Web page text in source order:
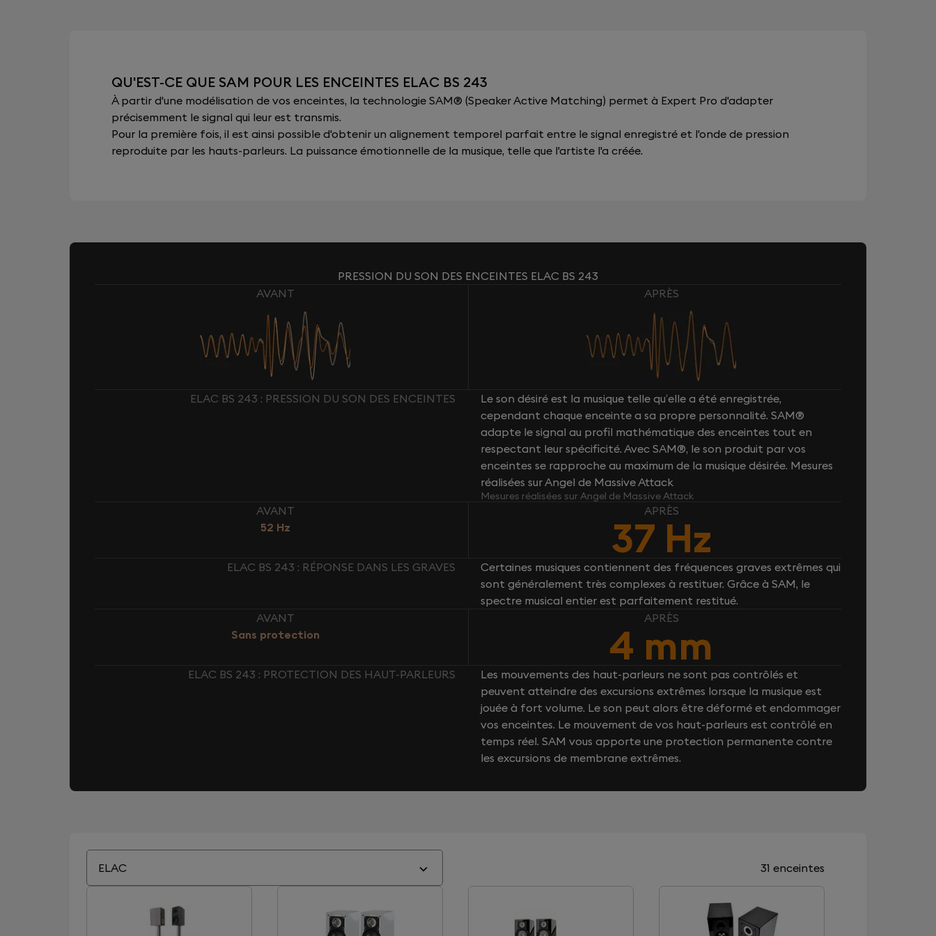
QU'EST-CE QUE SAM POUR LES ENCEINTES ELAC BS 243
À partir d'une modélisation de vos enceintes, la technologie SAM® (Speaker Active Matching) permet à Expert Pro d'adapter
précisemment le signal qui leur est transmis.
Pour la première fois, il est ainsi possible d'obtenir un alignement temporel parfait entre le signal enregistré et l'onde de pression
reproduite par les hauts-parleurs. La puissance émotionnelle de la musique, telle que l'artiste l'a créée.
PRESSION DU SON DES ENCEINTES ELAC BS 243
AVANT
APRÈS
ELAC BS 243 : PRESSION DU SON DES ENCEINTES
Le son désiré est la musique telle qu’elle a été enregistrée,
cependant chaque enceinte a sa propre personnalité. SAM®
adapte le signal au profil mathématique des enceintes tout en
respectant leur spécificité. Avec SAM®, le son produit par vos
enceintes se rapproche au maximum de la musique désirée. Mesures
réalisées sur Angel de Massive Attack
Mesures réalisées sur Angel de Massive Attack
AVANT
52 Hz
APRÈS
37 Hz
ELAC BS 243 : RÉPONSE DANS LES GRAVES
Certaines musiques contiennent des fréquences graves extrêmes qui
sont généralement très complexes à restituer. Grâce à SAM, le
spectre musical entier est parfaitement restitué.
AVANT
Sans protection
APRÈS
4 mm
ELAC BS 243 : PROTECTION DES HAUT-PARLEURS
Les mouvements des haut-parleurs ne sont pas contrôlés et
peuvent atteindre des excursions extrêmes lorsque la musique est
jouée à fort volume. Le son peut alors être déformé et endommager
vos enceintes. Le mouvement de vos haut-parleurs est contrôlé en
temps réel. SAM vous apporte une protection permanente contre
les excursions de membrane extrêmes.
ELAC 31 enceintes